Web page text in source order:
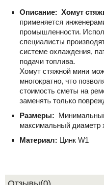
Описание: Хомут
применяется
промышленности.
специалисты
системе охлаждения,
подачи топлива.
Хомут стяжной мини
многократно, что
стоимость сметы на
заменять только
Размеры:
максимальный диаметр
Материал: Цинк W1